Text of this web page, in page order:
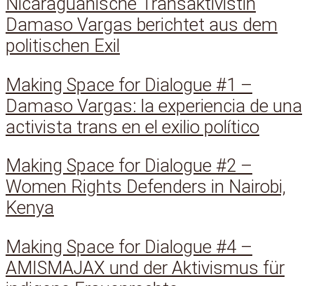
Damaso Vargas berichtet aus dem
politischen Exil
Making Space for Dialogue #1 –
Damaso Vargas: la experiencia de una
activista trans en el exilio político
Making Space for Dialogue #2 –
Women Rights Defenders in Nairobi,
Kenya
Making Space for Dialogue #4 –
AMISMAJAX und der Aktivismus für